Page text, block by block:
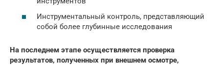
Инструментальный контроль, представляющий
собой более глубинные исследования
На последнем этапе осуществляется проверка
результатов, полученных при внешнем осмотре,